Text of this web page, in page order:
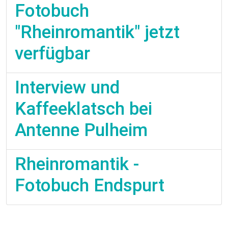
Fotobuch
"Rheinromantik" jetzt
verfügbar
Interview und
Kaffeeklatsch bei
Antenne Pulheim
Rheinromantik -
Fotobuch Endspurt